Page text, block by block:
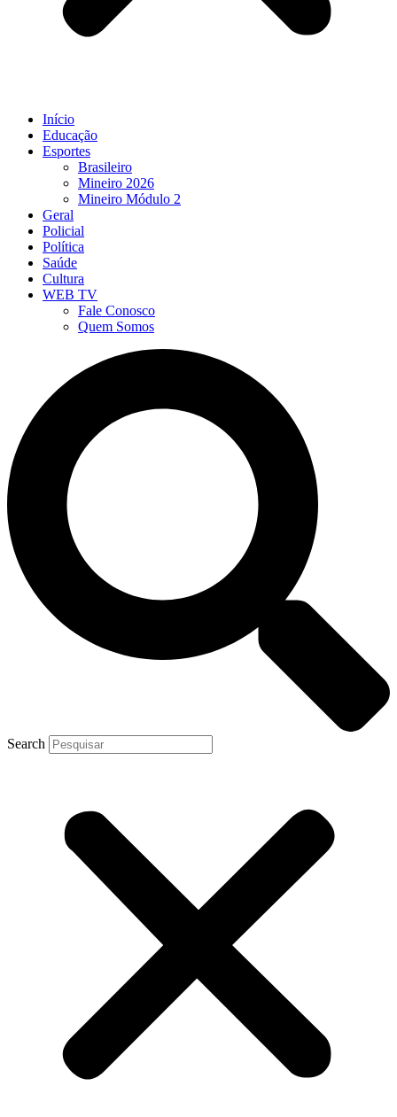
Início
Educação
Esportes
Brasileiro
Mineiro 2026
Mineiro Módulo 2
Geral
Policial
Política
Saúde
Cultura
WEB TV
Fale Conosco
Quem Somos
Search